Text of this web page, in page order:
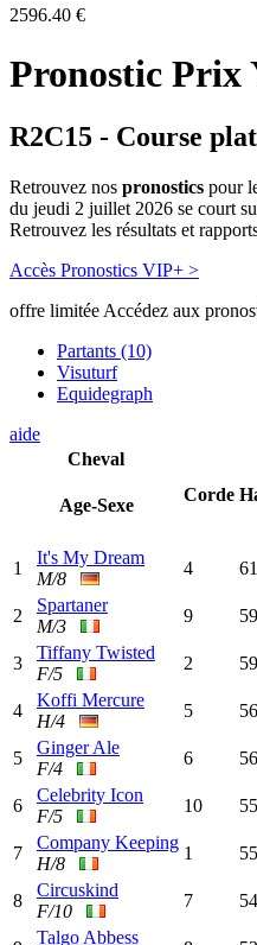
2596.40 €
Pronostic Prix
R2C15 - Course
Retrouvez nos pronostics pour
du jeudi 2 juillet 2026 se court
Retrouvez les résultats et
Accès Pronostics VIP+ >
offre limitée Accédez aux
Partants (10)
Visuturf
Equidegraph
aide
Cheval
Age-Sexe
Corde
1
It's My Dream
M/8
4
2
Spartaner
M/3
9
3
Tiffany Twisted
F/5
2
4
Koffi Mercure
H/4
5
5
Ginger Ale
F/4
6
6
Celebrity Icon
F/5
10
7
Company Keeping
H/8
1
8
Circuskind
F/10
7
Talgo Abbess